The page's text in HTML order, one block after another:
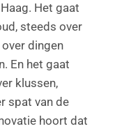
Het gaat
steeds over
dingen
En het gaat
klussen,
spat van de
hoort dat